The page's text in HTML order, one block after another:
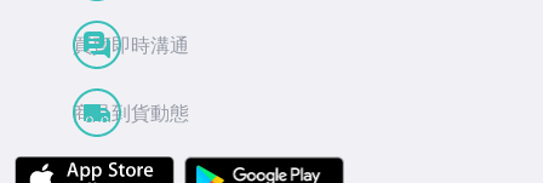
買賣即時溝通
商品到貨動態
APP Store